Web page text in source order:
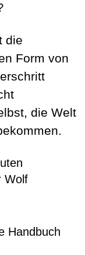
die
Form von
die Welt
Wolf
Handbuch